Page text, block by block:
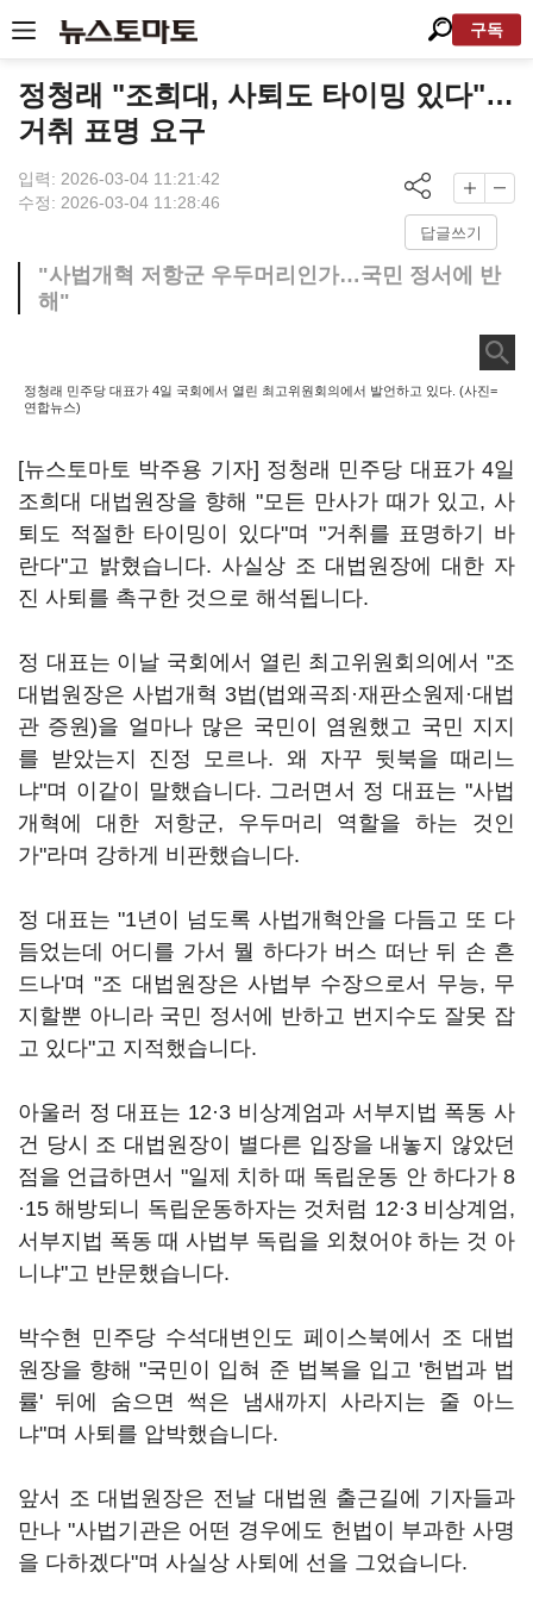
구독
정청래 "조희대, 사퇴도 타이밍 있다"…
거취 표명 요구
입력: 2026-03-04 11:21:42
수정: 2026-03-04 11:28:46
답글쓰기
"사법개혁 저항군 우두머리인가…국민 정서에 반
해"
정청래 민주당 대표가 4일 국회에서 열린 최고위원회의에서 발언하고 있다. (사진=
연합뉴스)
[뉴스토마토 박주용 기자] 정청래 민주당 대표가 4일
조희대 대법원장을 향해 "모든 만사가 때가 있고, 사
퇴도 적절한 타이밍이 있다"며 "거취를 표명하기 바
란다"고 밝혔습니다. 사실상 조 대법원장에 대한 자
진 사퇴를 촉구한 것으로 해석됩니다.
정 대표는 이날 국회에서 열린 최고위원회의에서 "조
대법원장은 사법개혁 3법(법왜곡죄·재판소원제·대법
관 증원)을 얼마나 많은 국민이 염원했고 국민 지지
를 받았는지 진정 모르나. 왜 자꾸 뒷북을 때리느
냐"며 이같이 말했습니다. 그러면서 정 대표는 "사법
개혁에 대한 저항군, 우두머리 역할을 하는 것인
가"라며 강하게 비판했습니다.
정 대표는 "1년이 넘도록 사법개혁안을 다듬고 또 다
듬었는데 어디를 가서 뭘 하다가 버스 떠난 뒤 손 흔
드나'며 "조 대법원장은 사법부 수장으로서 무능, 무
지할뿐 아니라 국민 정서에 반하고 번지수도 잘못 잡
고 있다"고 지적했습니다.
아울러 정 대표는 12·3 비상계엄과 서부지법 폭동 사
건 당시 조 대법원장이 별다른 입장을 내놓지 않았던
점을 언급하면서 "일제 치하 때 독립운동 안 하다가 8
·15 해방되니 독립운동하자는 것처럼 12·3 비상계엄,
서부지법 폭동 때 사법부 독립을 외쳤어야 하는 것 아
니냐"고 반문했습니다.
박수현 민주당 수석대변인도 페이스북에서 조 대법
원장을 향해 "국민이 입혀 준 법복을 입고 '헌법과 법
률' 뒤에 숨으면 썩은 냄새까지 사라지는 줄 아느
냐"며 사퇴를 압박했습니다.
앞서 조 대법원장은 전날 대법원 출근길에 기자들과
만나 "사법기관은 어떤 경우에도 헌법이 부과한 사명
을 다하겠다"며 사실상 사퇴에 선을 그었습니다.